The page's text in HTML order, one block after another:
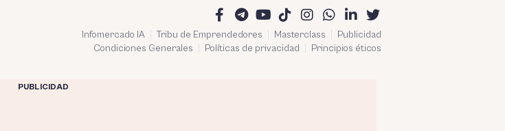
Infomercado IA Tribu de Emprendedores Masterclass
Publicidad
Condiciones Generales
Políticas de privacidad Principios éticos
PUBLICIDAD